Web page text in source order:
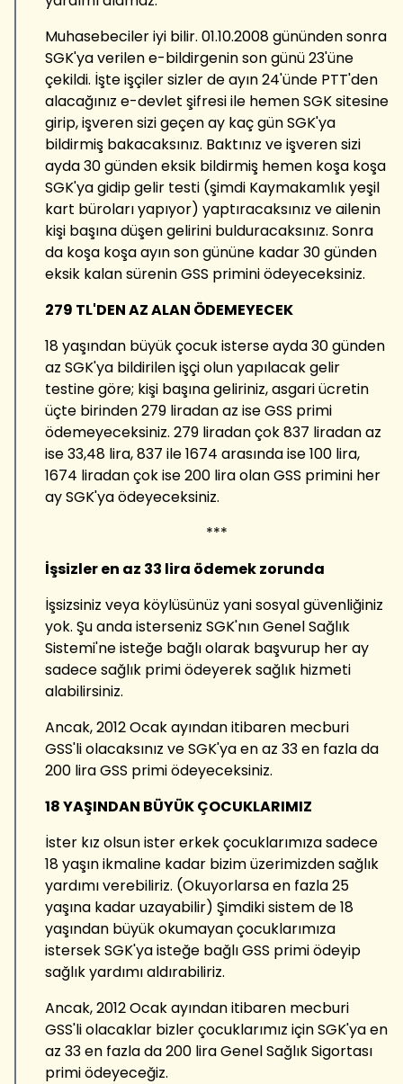
Muhasebeciler iyi bilir. 01.10.2008 gününden sonra
SGK'ya verilen e-bildirgenin son günü 23'üne
çekildi. İşte işçiler sizler de ayın 24'ünde PTT'den
alacağınız e-devlet şifresi ile hemen SGK sitesine
girip, işveren sizi geçen ay kaç gün SGK'ya
bildirmiş bakacaksınız. Baktınız ve işveren sizi
ayda 30 günden eksik bildirmiş hemen koşa koşa
SGK'ya gidip gelir testi (şimdi Kaymakamlık yeşil
kart büroları yapıyor) yaptıracaksınız ve ailenin
kişi başına düşen gelirini bulduracaksınız. Sonra
da koşa koşa ayın son gününe kadar 30 günden
eksik kalan sürenin GSS primini ödeyeceksiniz.
279 TL'DEN AZ ALAN ÖDEMEYECEK
18 yaşından büyük çocuk isterse ayda 30 günden
az SGK'ya bildirilen işçi olun yapılacak gelir
testine göre; kişi başına geliriniz, asgari ücretin
üçte birinden 279 liradan az ise GSS primi
ödemeyeceksiniz. 279 liradan çok 837 liradan az
ise 33,48 lira, 837 ile 1674 arasında ise 100 lira,
1674 liradan çok ise 200 lira olan GSS primini her
ay SGK'ya ödeyeceksiniz.
***
İşsizler en az 33 lira ödemek zorunda
İşsizsiniz veya köylüsünüz yani sosyal güvenliğiniz
yok. Şu anda isterseniz SGK'nın Genel Sağlık
Sistemi'ne isteğe bağlı olarak başvurup her ay
sadece sağlık primi ödeyerek sağlık hizmeti
alabilirsiniz.
Ancak, 2012 Ocak ayından itibaren mecburi
GSS'li olacaksınız ve SGK'ya en az 33 en fazla da
200 lira GSS primi ödeyeceksiniz.
18 YAŞINDAN BÜYÜK ÇOCUKLARIMIZ
İster kız olsun ister erkek çocuklarımıza sadece
18 yaşın ikmaline kadar bizim üzerimizden sağlık
yardımı verebiliriz. (Okuyorlarsa en fazla 25
yaşına kadar uzayabilir) Şimdiki sistem de 18
yaşından büyük okumayan çocuklarımıza
istersek SGK'ya isteğe bağlı GSS primi ödeyip
sağlık yardımı aldırabiliriz.
Ancak, 2012 Ocak ayından itibaren mecburi
GSS'li olacaklar bizler çocuklarımız için SGK'ya en
az 33 en fazla da 200 lira Genel Sağlık Sigortası
primi ödeyeceğiz.